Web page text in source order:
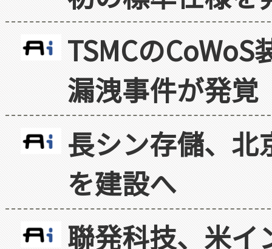
TSMCの
漏洩事件が発覚
長シン存儲、北
を建設へ
聯発科技、米イ